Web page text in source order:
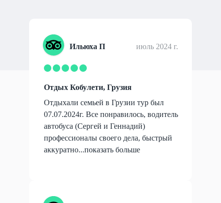
Ильюха П июль 2024 г.
Отдых Кобулети, Грузия
Отдыхали семьей в Грузии тур был
07.07.2024г. Все понравилось, водитель
автобуса (Сергей и Геннадий)
профессионалы своего дела, быстрый
аккуратно...показать больше